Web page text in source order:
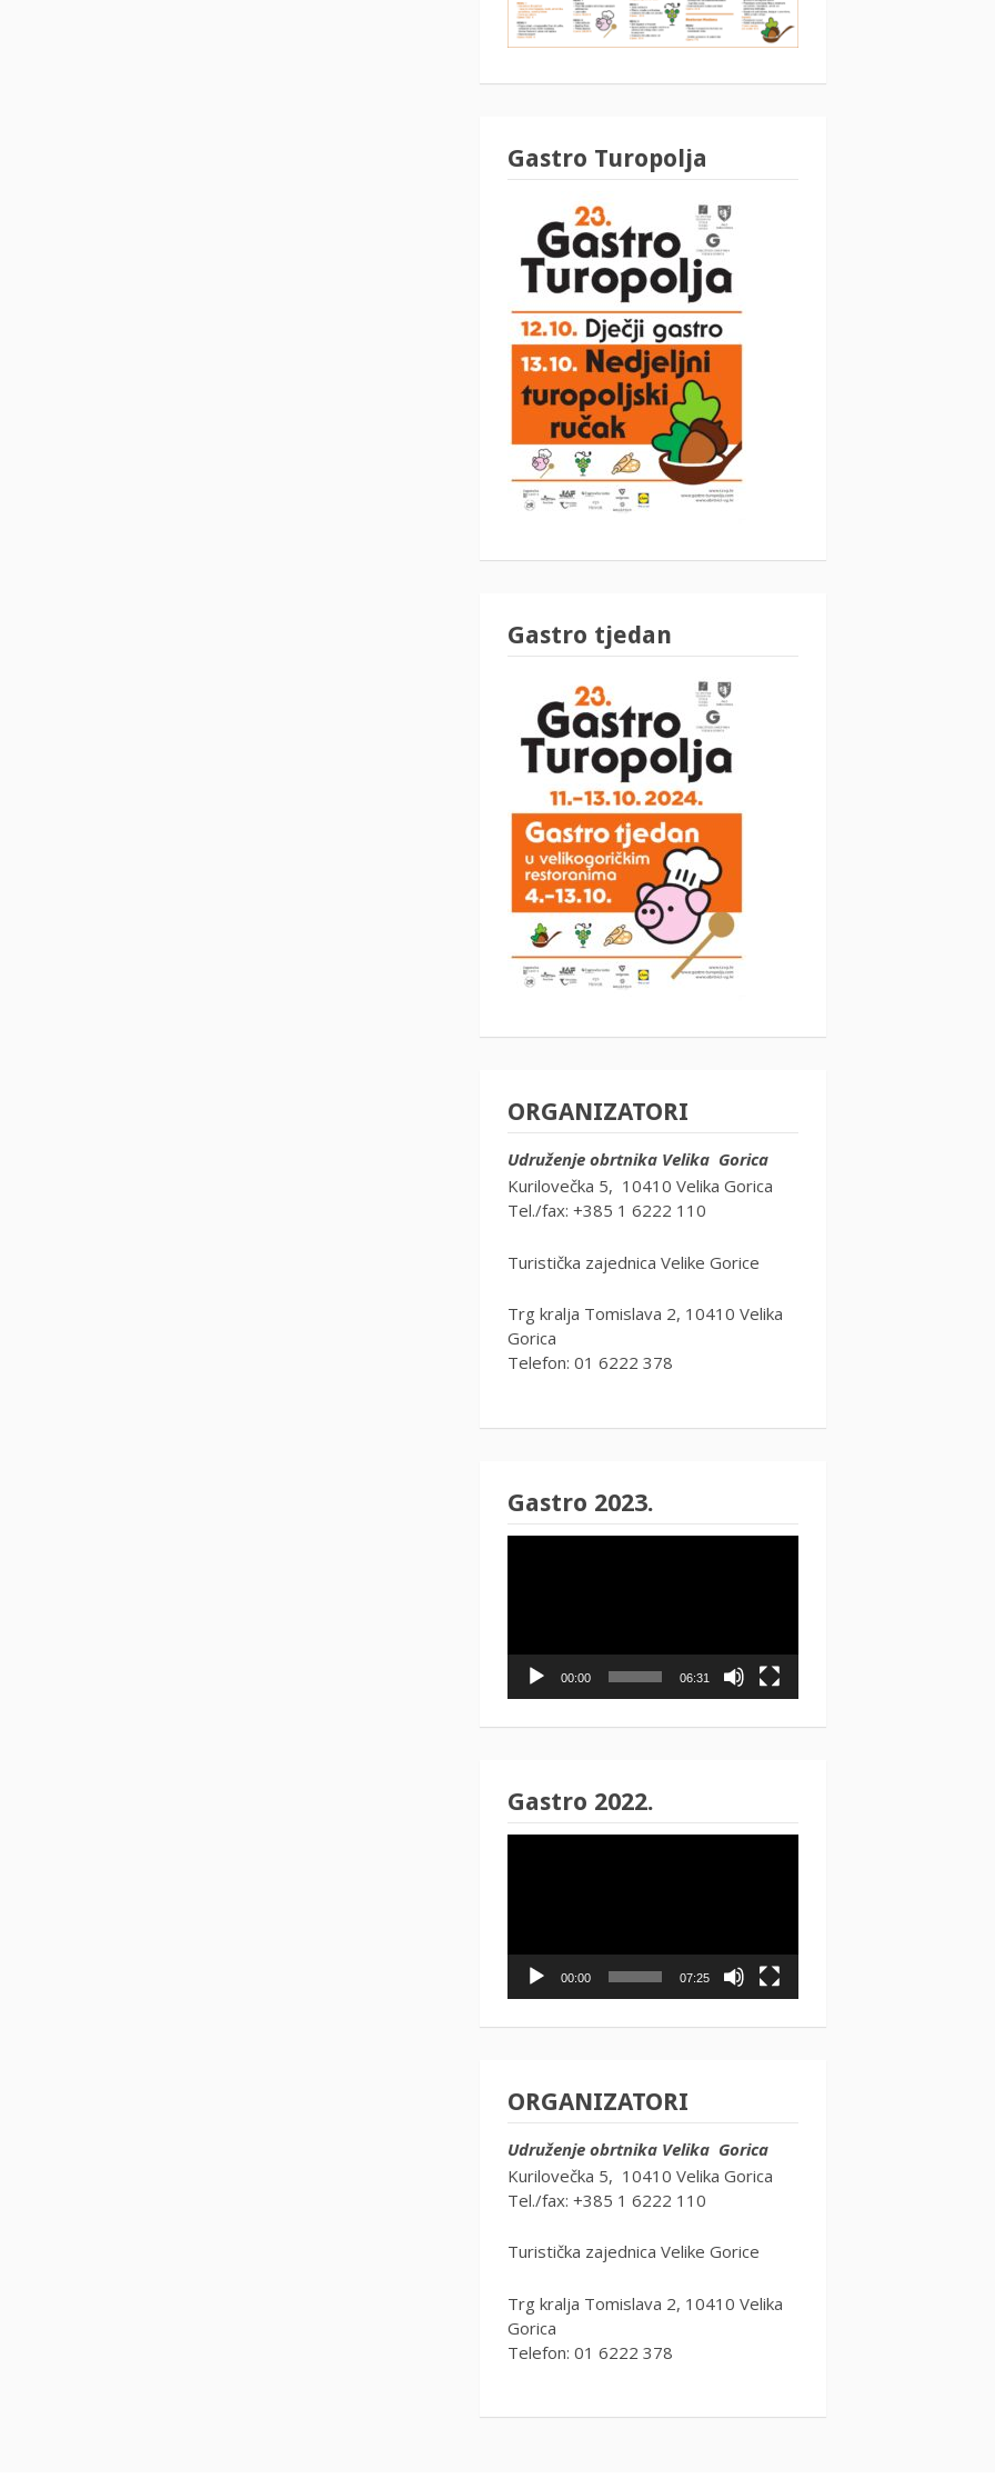
Gastro Turopolja
Gastro tjedan
ORGANIZATORI
Udruženje obrtnika Velika Gorica
Kurilovečka 5, 10410 Velika Gorica
Tel./fax: +385 1 6222 110
Turistička zajednica Velike Gorice
Trg kralja Tomislava 2, 10410 Velika
Gorica
Telefon: 01 6222 378
Gastro 2023.
00:00 06:31
Gastro 2022.
00:00 07:25
ORGANIZATORI
Udruženje obrtnika Velika Gorica
Kurilovečka 5, 10410 Velika Gorica
Tel./fax: +385 1 6222 110
Turistička zajednica Velike Gorice
Trg kralja Tomislava 2, 10410 Velika
Gorica
Telefon: 01 6222 378